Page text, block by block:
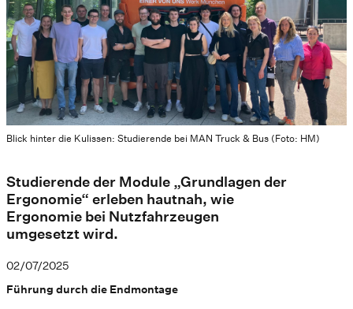
Blick hinter die Kulissen: Studierende bei MAN Truck & Bus (Foto: HM)
Studierende der Module „Grundlagen der
Ergonomie“ erleben hautnah, wie
Ergonomie bei Nutzfahrzeugen
umgesetzt wird.
02/07/2025
Führung durch die Endmontage